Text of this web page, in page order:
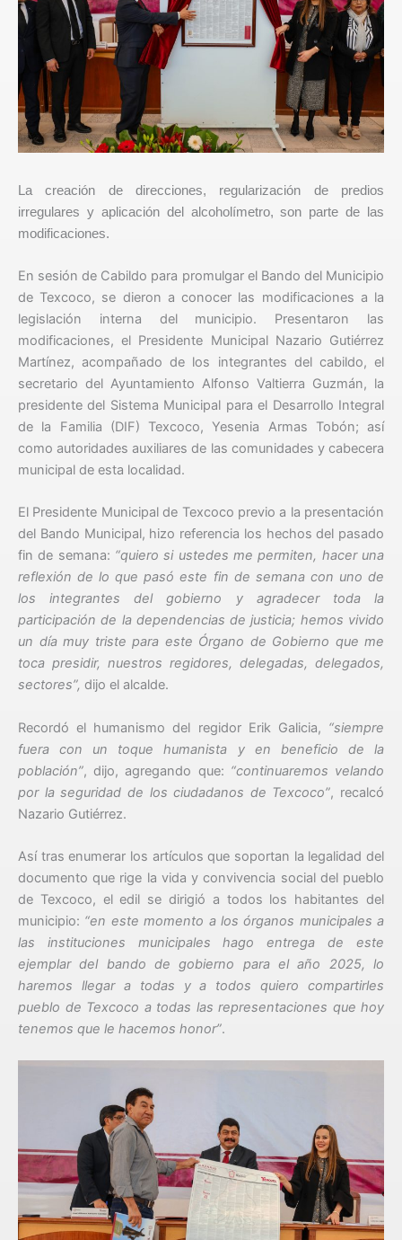
La creación de direcciones, regularización de predios
irregulares y aplicación del alcoholímetro, son parte de las
modificaciones.
En sesión de Cabildo para promulgar el Bando del Municipio
de Texcoco, se dieron a conocer las modificaciones a la
legislación interna del municipio. Presentaron las
modificaciones, el Presidente Municipal Nazario Gutiérrez
Martínez, acompañado de los integrantes del cabildo, el
secretario del Ayuntamiento Alfonso Valtierra Guzmán, la
presidente del Sistema Municipal para el Desarrollo Integral
de la Familia (DIF) Texcoco, Yesenia Armas Tobón; así
como autoridades auxiliares de las comunidades y cabecera
municipal de esta localidad.
El Presidente Municipal de Texcoco previo a la presentación
del Bando Municipal, hizo referencia los hechos del pasado
fin de semana: “quiero si ustedes me permiten, hacer una
reflexión de lo que pasó este fin de semana con uno de
los integrantes del gobierno y agradecer toda la
participación de la dependencias de justicia; hemos vivido
un día muy triste para este Órgano de Gobierno que me
toca presidir, nuestros regidores, delegadas, delegados,
sectores”, dijo el alcalde.
Recordó el humanismo del regidor Erik Galicia, “siempre
fuera con un toque humanista y en beneficio de la
población”, dijo, agregando que: “continuaremos velando
por la seguridad de los ciudadanos de Texcoco”, recalcó
Nazario Gutiérrez.
Así tras enumerar los artículos que soportan la legalidad del
documento que rige la vida y convivencia social del pueblo
de Texcoco, el edil se dirigió a todos los habitantes del
municipio: “en este momento a los órganos municipales a
las instituciones municipales hago entrega de este
ejemplar del bando de gobierno para el año 2025, lo
haremos llegar a todas y a todos quiero compartirles
pueblo de Texcoco a todas las representaciones que hoy
tenemos que le hacemos honor”.